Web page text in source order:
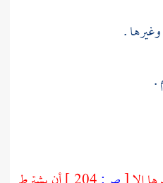
.
.